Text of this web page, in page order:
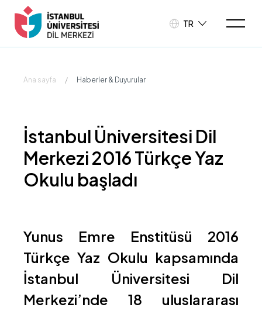
TR
Ana sayfa / Haberler & Duyurular
İstanbul Üniversitesi Dil
Merkezi 2016 Türkçe Yaz
Okulu başladı
Yunus Emre Enstitüsü 2016
Türkçe Yaz Okulu kapsamında
İstanbul Üniversitesi Dil
Merkezi’nde 18 uluslararası